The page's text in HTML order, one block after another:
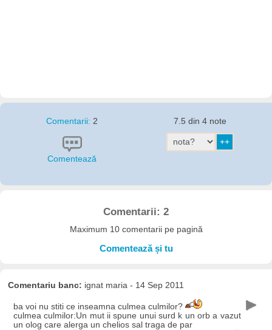
Comentarii: 2
Comentează
7.5 din 4 note
Comentarii: 2
Maximum 10 comentarii pe pagină
Comentează și tu
Comentariu banc: ignat maria - 14 Sep 2011
ba voi nu stiti ce inseamna culmea culmilor?
culmea culmilor:Un mut ii spune unui surd k un orb a vazut
un olog care alerga un chelios sal traga de par